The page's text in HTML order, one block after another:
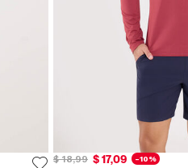
$ 18,99 $ 17,09 -10%